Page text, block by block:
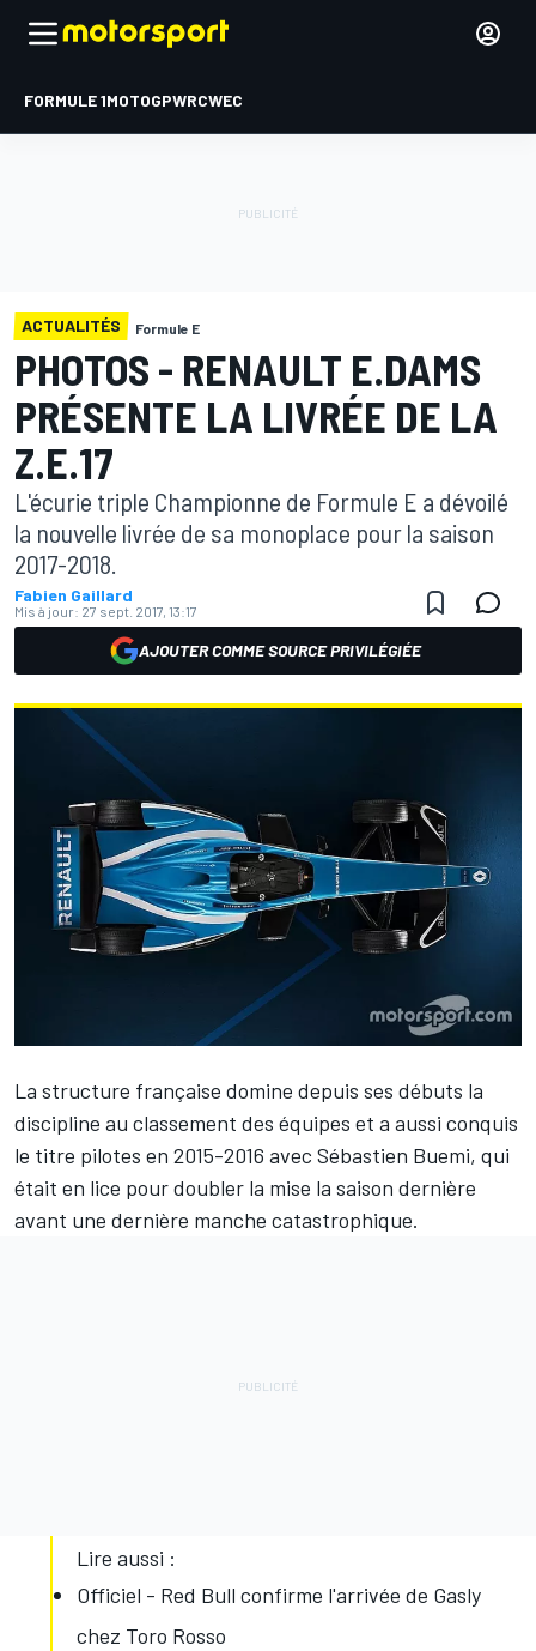
FORMULE 1MOTOGPWRCWEC
ACTUALITÉS Formule E
PHOTOS - RENAULT E.DAMS
PRÉSENTE LA LIVRÉE DE LA
Z.E.17
L'écurie triple Championne de Formule E a dévoilé
la nouvelle livrée de sa monoplace pour la saison
2017-2018.
Fabien Gaillard
Mis à jour: 27 sept. 2017, 13:17
AJOUTER COMME SOURCE PRIVILÉGIÉE
La structure française domine depuis ses débuts la
discipline au classement des équipes et a aussi conquis
le titre pilotes en 2015-2016 avec Sébastien Buemi, qui
était en lice pour doubler la mise la saison dernière
avant une dernière manche catastrophique.
Lire aussi :
Officiel - Red Bull confirme l'arrivée de Gasly
chez Toro Rosso